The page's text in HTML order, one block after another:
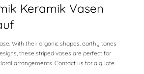
Keramik Vasen
With their organic shapes, earthy tones
these striped vases are perfect for
arrangements. Contact us for a quote.